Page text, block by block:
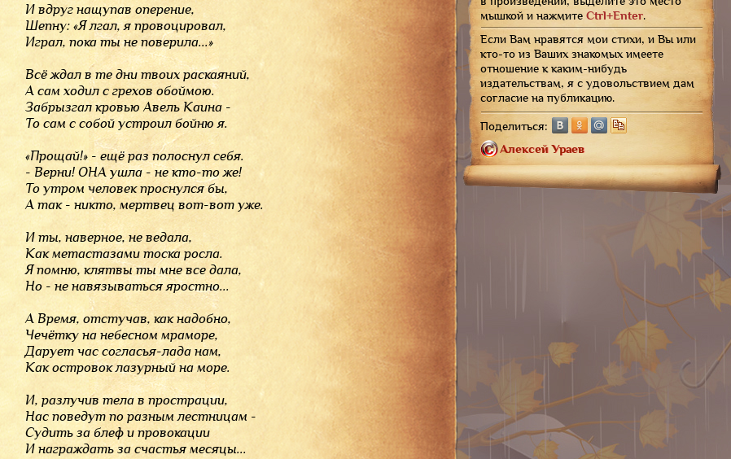
И вдруг нащупав оперение,
Шепну: «Я лгал, я провоцировал,
Играл, пока ты не поверила...»
Всё ждал в те дни твоих раскаяний,
А сам ходил с грехов обоймою.
Забрызгал кровью Авель Каина -
То сам с собой устроил бойню я.
«Прощай!» - ещё раз полоснул себя.
- Верни! ОНА ушла - не кто-то же!
То утром человек проснулся бы,
А так - никто, мертвец вот-вот уже.
И ты, наверное, не ведала,
Как метастазами тоска росла.
Я помню, клятвы ты мне все дала,
Но - не навязываться яростно...
А Время, отстучав, как надобно,
Чечётку на небесном мраморе,
Дарует час согласья-лада нам,
Как островок лазурный на море.
И, разлучив тела в прострации,
Нас поведут по разным лестницам -
Судить за блеф и провокации
И награждать за счастья месяцы...
мышкой и нажмите Ctrl+Enter.
Если Вам нравятся мои стихи, и Вы или
кто-то из Ваших знакомых имеете
отношение к каким-нибудь
издательствам, я с удовольствием дам
согласие на публикацию.
Поделиться:
Алексей Ураев